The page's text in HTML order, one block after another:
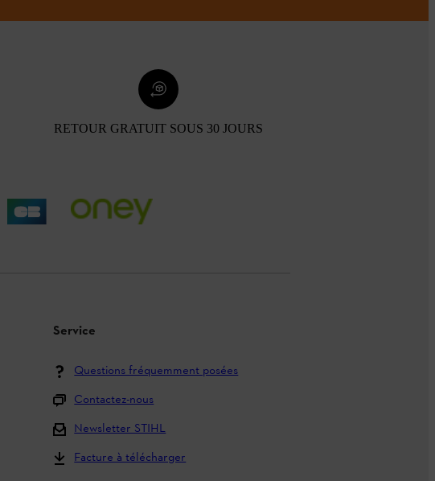
RETOUR GRATUIT SOUS 30 JOURS
Service
Questions fréquemment posées
Contactez-nous
Newsletter STIHL
Facture à télécharger